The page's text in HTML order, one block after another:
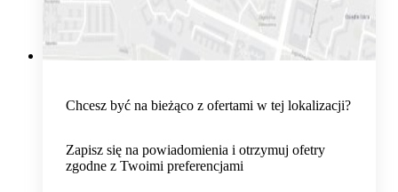
Chcesz być na bieżąco z ofertami w tej lokalizacji?
Zapisz się na powiadomienia i otrzymuj ofetry
zgodne z Twoimi preferencjami